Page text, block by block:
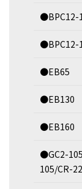
●BPC12-
●BPC12-
●EB65
●EB130
●EB160
●GC2-
105/CR-